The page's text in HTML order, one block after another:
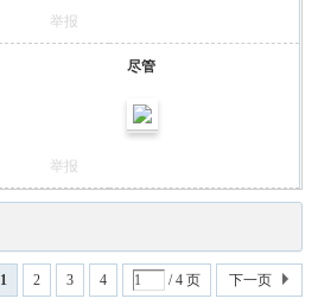
举报
尽管
举报
1 2 3 4 / 4 页 下一页